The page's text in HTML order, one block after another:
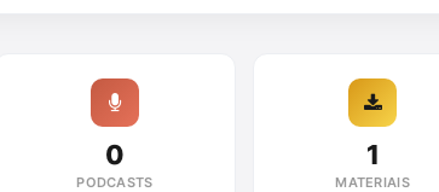
0
PODCASTS
1
MATERIAIS